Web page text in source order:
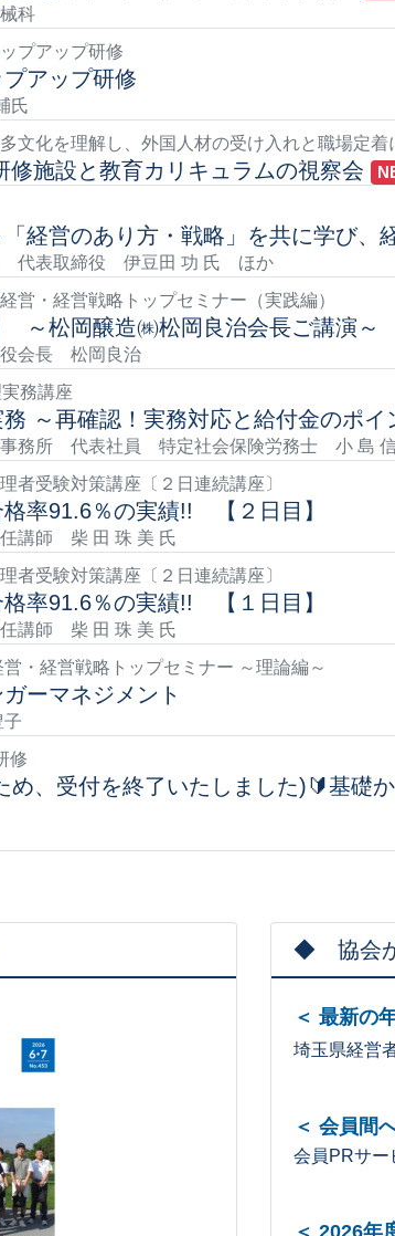
科
プアップ研修
アップ研修
氏
化を理解し、外国人材の受け入れと職場定着
修施設と教育カリキュラムの視察会
経営のあり方・戦略」を共に学び、
代表取締役 伊豆田 功 氏 ほか
・経営戦略トップセミナー（実践編）
～松岡醸造㈱松岡良治会長ご講演～
役会長 松岡良治
務講座
～再確認！実務対応と給付金のポイ
事務所 代表社員 特定社会保険労務士 小 島
受験対策講座〔２日連続講座〕
格率91.6％の実績!! 【２日目】
講師 柴 田 珠 美 氏
受験対策講座〔２日連続講座〕
格率91.6％の実績!! 【１日目】
講師 柴 田 珠 美 氏
・経営戦略トップセミナー ～理論編～
ーマネジメント
修
め、受付を終了いたしました)🔰基礎
◆ 協会か
＜ 最新の
埼玉県経営
＜ 会員間
会員PRサー
＜ 2026年